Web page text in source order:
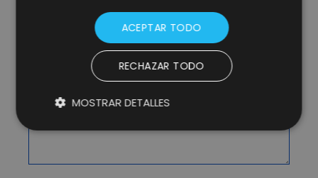
ACEPTAR TODO
RECHAZAR TODO
MOSTRAR DETALLES